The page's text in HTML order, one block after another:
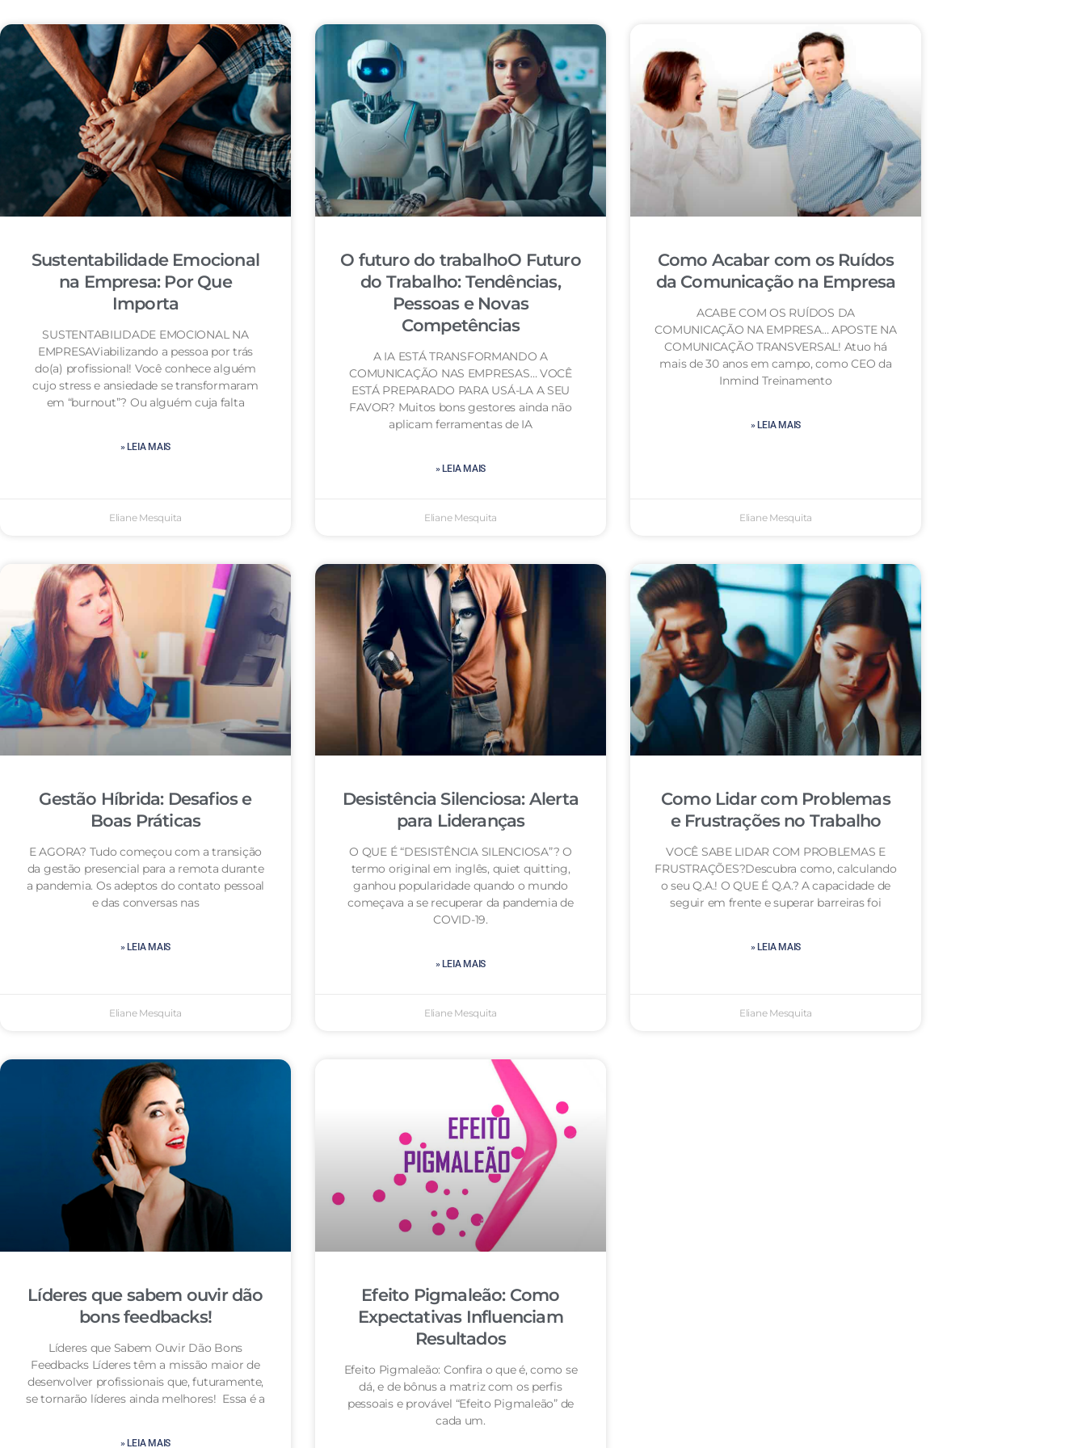
Sustentabilidade Emocional
na Empresa: Por Que
Importa
SUSTENTABILIDADE EMOCIONAL NA
EMPRESAViabilizando a pessoa por trás
do(a) profissional! Você conhece alguém
cujo stress e ansiedade se transformaram
em “burnout”? Ou alguém cuja falta
» LEIA MAIS
Eliane Mesquita
O futuro do trabalhoO Futuro
do Trabalho: Tendências,
Pessoas e Novas
Competências
A IA ESTÁ TRANSFORMANDO A
COMUNICAÇÃO NAS EMPRESAS… VOCÊ
ESTÁ PREPARADO PARA USÁ-LA A SEU
FAVOR? Muitos bons gestores ainda não
aplicam ferramentas de IA
» LEIA MAIS
Eliane Mesquita
Como Acabar com os Ruídos
da Comunicação na Empresa
ACABE COM OS RUÍDOS DA
COMUNICAÇÃO NA EMPRESA… APOSTE NA
COMUNICAÇÃO TRANSVERSAL! Atuo há
mais de 30 anos em campo, como CEO da
Inmind Treinamento
» LEIA MAIS
Eliane Mesquita
Gestão Híbrida: Desafios e
Boas Práticas
E AGORA? Tudo começou com a transição
da gestão presencial para a remota durante
a pandemia. Os adeptos do contato pessoal
e das conversas nas
» LEIA MAIS
Eliane Mesquita
Desistência Silenciosa: Alerta
para Lideranças
O QUE É “DESISTÊNCIA SILENCIOSA”? O
termo original em inglês, quiet quitting,
ganhou popularidade quando o mundo
começava a se recuperar da pandemia de
COVID-19.
» LEIA MAIS
Eliane Mesquita
Como Lidar com Problemas
e Frustrações no Trabalho
VOCÊ SABE LIDAR COM PROBLEMAS E
FRUSTRAÇÕES?Descubra como, calculando
o seu Q.A.! O QUE É Q.A.? A capacidade de
seguir em frente e superar barreiras foi
» LEIA MAIS
Eliane Mesquita
Líderes que sabem ouvir dão
bons feedbacks!
Líderes que Sabem Ouvir Dão Bons
Feedbacks Líderes têm a missão maior de
desenvolver profissionais que, futuramente,
se tornarão líderes ainda melhores! Essa é a
» LEIA MAIS
Efeito Pigmaleão: Como
Expectativas Influenciam
Resultados
Efeito Pigmaleão: Confira o que é, como se
dá, e de bônus a matriz com os perfis
pessoais e provável “Efeito Pigmaleão” de
cada um.